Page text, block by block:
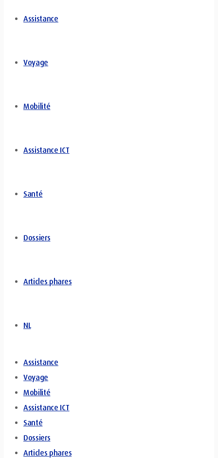
Assistance
Voyage
Mobilité
Assistance ICT
Santé
Dossiers
Articles phares
NL
Assistance
Voyage
Mobilité
Assistance ICT
Santé
Dossiers
Articles phares